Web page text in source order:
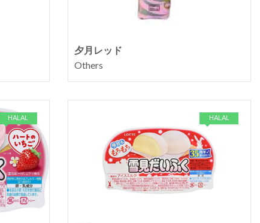
夕月レッド
Others
HALAL HALAL